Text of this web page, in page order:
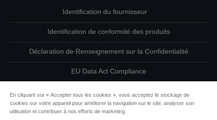
Identification du fournisseur
Identification de conformité des produits
Déclaration de Renseignement sur la Confidentialité
EU Data Act Compliance
Informations sur les cookies
En cliquant sur « Accepter tous les cookies », vous acceptez le stockage de
cookies sur votre appareil pour améliorer la navigation sur le site, analyser son
utilisation et contribuer à nos efforts de marketing.